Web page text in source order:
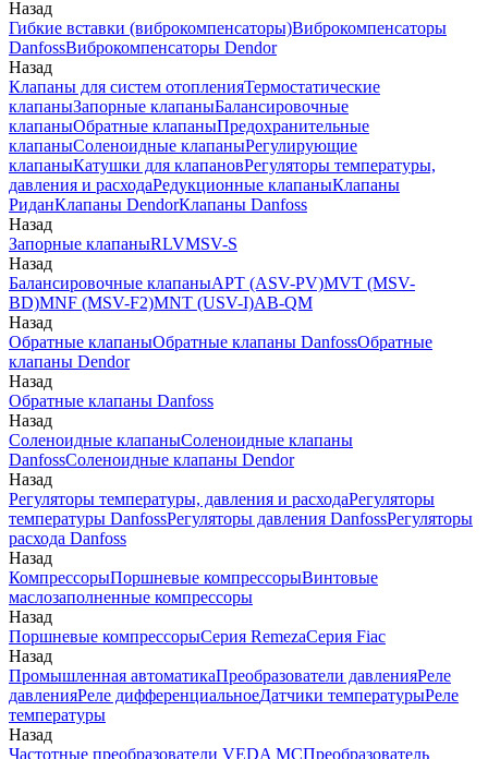
Назад
Гибкие вставки (виброкомпенсаторы)Виброкомпенсаторы
DanfossВиброкомпенсаторы Dendor
Назад
Клапаны для систем отопленияТермостатические
клапаныЗапорные клапаныБалансировочные
клапаныОбратные клапаныПредохранительные
клапаныСоленоидные клапаныРегулирующие
клапаныКатушки для клапановРегуляторы температуры,
давления и расходаРедукционные клапаныКлапаны
РиданКлапаны DendorКлапаны Danfoss
Назад
Запорные клапаныRLVMSV-S
Назад
Балансировочные клапаныAPT (ASV-PV)MVT (MSV-
BD)MNF (MSV-F2)MNT (USV-I)AB-QM
Назад
Обратные клапаныОбратные клапаны DanfossОбратные
клапаны Dendor
Назад
Обратные клапаны Danfoss
Назад
Соленоидные клапаныСоленоидные клапаны
DanfossСоленоидные клапаны Dendor
Назад
Регуляторы температуры, давления и расходаРегуляторы
температуры DanfossРегуляторы давления DanfossРегуляторы
расхода Danfoss
Назад
КомпрессорыПоршневые компрессорыВинтовые
маслозаполненные компрессоры
Назад
Поршневые компрессорыСерия RemezaСерия Fiac
Назад
Промышленная автоматикаПреобразователи давленияРеле
давленияРеле дифференциальноеДатчики температурыРеле
температуры
Назад
Частотные преобразователи VEDA MCПреобразователь